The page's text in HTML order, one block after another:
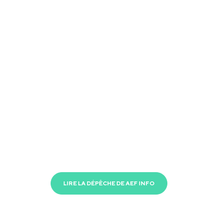
LIRE LA DÉPÊCHE DE AEF INFO